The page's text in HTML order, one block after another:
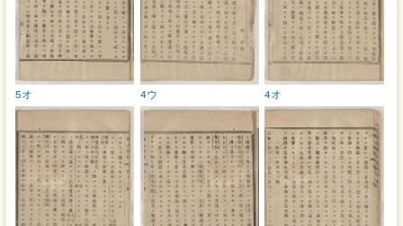
4オ
4ウ
5オ